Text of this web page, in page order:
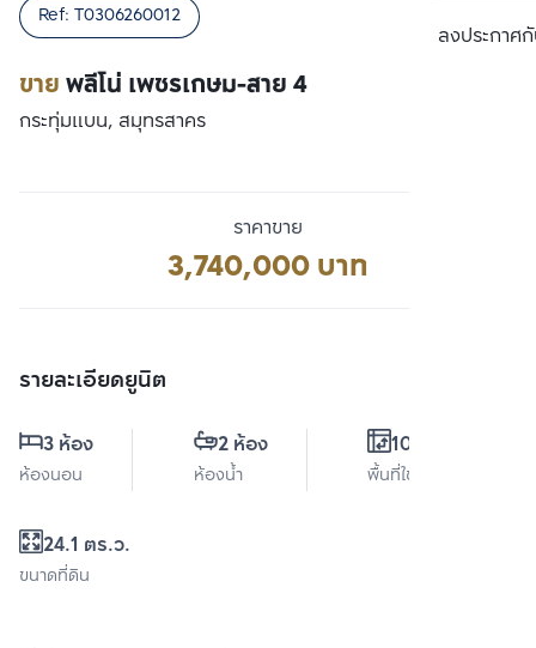
ลงประกาศกั
ขายพลีโน่ เพชรเกษม-สาย 4
Ref: T0306260012
กระทุ่มแบน, สมุทรสาคร
ราคาขาย
3,740,000 บาท
รายละเอียดยูนิต
3 ห้อง
ห้องนอน
2 ห้อง
ห้องน้ำ
106 ตร.ม.
พื้นที่ใช้สอย
24.1 ตร.ว.
ขนาดที่ดิน
เปรียบเทียบ